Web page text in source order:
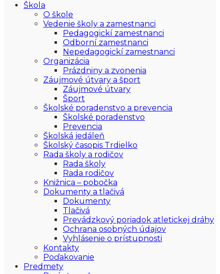
Škola
O škole
Vedenie školy a zamestnanci
Pedagogickí zamestnanci
Odborní zamestnanci
Nepedagogickí zamestnanci
Organizácia
Prázdniny a zvonenia
Záujmové útvary a šport
Záujmové útvary
Šport
Školské poradenstvo a prevencia
Školské poradenstvo
Prevencia
Školská jedáleň
Školský časopis Trdielko
Rada školy a rodičov
Rada školy
Rada rodičov
Knižnica – pobočka
Dokumenty a tlačivá
Dokumenty
Tlačivá
Prevádzkový poriadok atletickej dráhy
Ochrana osobných údajov
Vyhlásenie o prístupnosti
Kontakty
Poďakovanie
Predmety